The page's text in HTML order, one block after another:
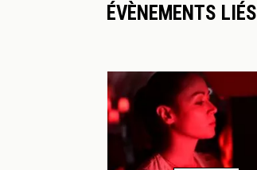
ÉVÈNEMENTS LIÉS